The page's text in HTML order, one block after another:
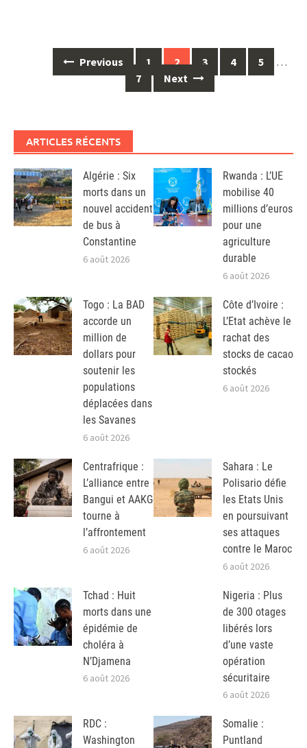
navigation
Previous 1 2 3 4 5
…
7
Next
ARTICLES RÉCENTS
Algérie : Six
morts dans un
nouvel accident
de bus à
Constantine
6 août 2026
Rwanda : L’UE
mobilise 40
millions d’euros
pour une
agriculture
durable
6 août 2026
Togo : La BAD
accorde un
million de
dollars pour
soutenir les
populations
déplacées dans
les Savanes
6 août 2026
Côte d’Ivoire :
L’Etat achève le
rachat des
stocks de cacao
stockés
6 août 2026
Centrafrique :
L’alliance entre
Bangui et AAKG
tourne à
l’affrontement
6 août 2026
Sahara : Le
Polisario défie
les Etats Unis
en poursuivant
ses attaques
contre le Maroc
6 août 2026
Tchad : Huit
morts dans une
épidémie de
choléra à
N’Djamena
6 août 2026
Nigeria : Plus
de 300 otages
libérés lors
d’une vaste
opération
sécuritaire
6 août 2026
RDC :
Washington
Somalie :
Puntland